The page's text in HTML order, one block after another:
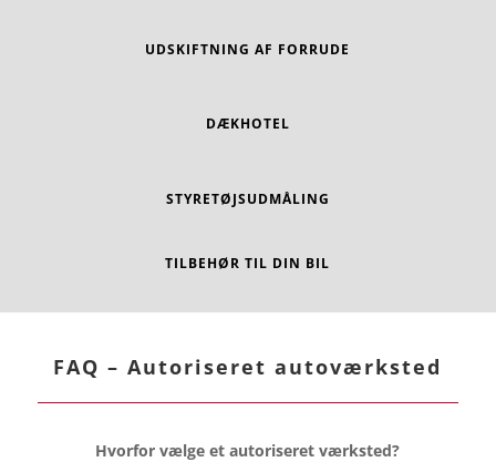
UDSKIFTNING AF FORRUDE
DÆKHOTEL
STYRETØJSUDMÅLING
TILBEHØR TIL DIN BIL
FAQ – Autoriseret autoværksted
Hvorfor vælge et autoriseret værksted?